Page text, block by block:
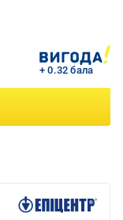
+ 0.32 бала